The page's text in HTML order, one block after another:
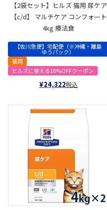
【2袋セット】ヒルズ 猫用 尿ケア
【c/d】 マルチケア コンフォート
4kg 療法食
【佐川急便】宅配便（※沖縄・離島
ゆうパック）
猫用
ヒルズに使える10%OFFクーポン
¥24,322税込